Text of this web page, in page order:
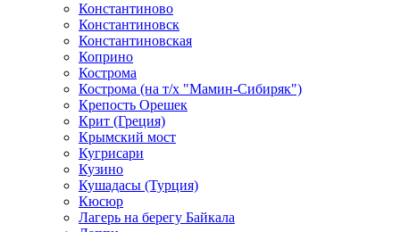
Константиново
Константиновск
Константиновская
Коприно
Кострома
Кострома (на т/х "Мамин-Сибиряк")
Крепость Орешек
Крит (Греция)
Крымский мост
Кугрисари
Кузино
Кушадасы (Турция)
Кюсюр
Лагерь на берегу Байкала